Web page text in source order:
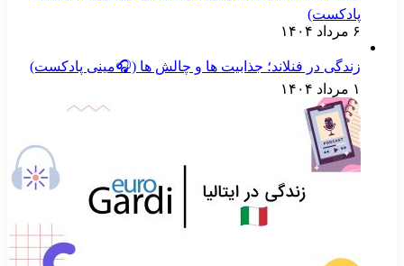
پادکست)
زندگی در فنلاند؛ جذابیت ها و چالش ها (🎧مینی پادکست)